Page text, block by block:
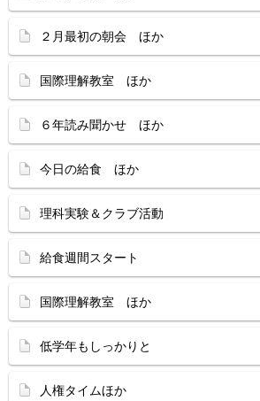
２月最初の朝会 ほか
国際理解教室 ほか
６年読み聞かせ ほか
今日の給食 ほか
理科実験＆クラブ活動
給食週間スタート
国際理解教室 ほか
低学年もしっかりと
人権タイムほか